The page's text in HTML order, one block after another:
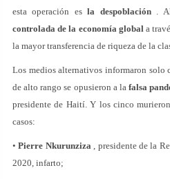
esta operación esla despoblación. Al
controlada de la economía globala
la mayor transferencia de riqueza de la
Los medios alternativos informaron solo
de alto rango se opusieron a la falsa
presidente de Haití. Y los cinco
casos:
•Pierre Nkurunziza, presidente de la
2020, infarto;